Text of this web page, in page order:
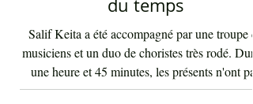
Salif Keita à Hammamet :
artiste qui résiste aux affres
du temps
Salif Keita a été accompagné par une troupe